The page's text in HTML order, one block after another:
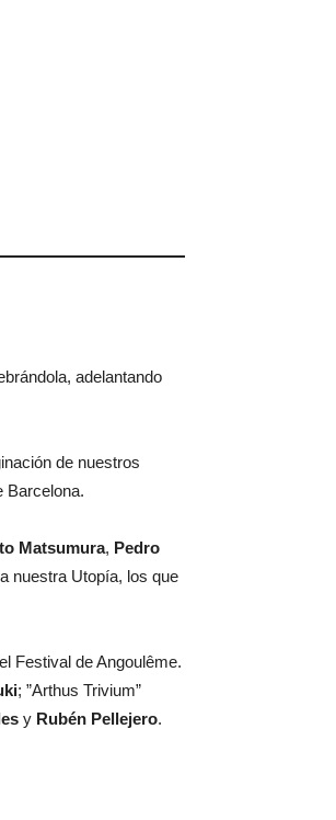
adelantando
de nuestros
Barcelona.
Matsumura, Pedro
nuestra Utopía, los que
Festival de Angoulême.
; ”Arthus Trivium”
y Rubén Pellejero.